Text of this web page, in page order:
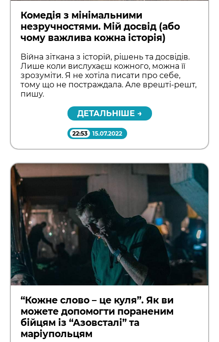
Комедія з мінімальними
незручностями. Мій досвід (або
чому важлива кожна історія)
Війна зіткана з історій, рішень та досвідів.
Лише коли вислухаєш кожного, можна її
зрозуміти. Я не хотіла писати про себе,
тому що не постраждала. Але врешті-решт,
пишу.
ДЕТАЛЬНІШЕ →
22:53 15.07.2022
“Кожне слово – це куля”. Як ви
можете допомогти пораненим
бійцям із “Азовсталі” та
маріупольцям